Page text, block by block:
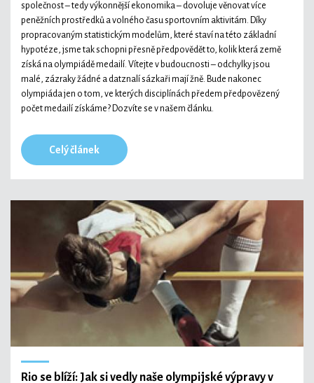
společnost – tedy výkonnější ekonomika – dovoluje věnovat více
peněžních prostředků a volného času sportovním aktivitám. Díky
propracovaným statistickým modelům, které staví na této základní
hypotéze, jsme tak schopni přesně předpovědět to, kolik která země
získá na olympiádě medailí. Vítejte v budoucnosti – odchylky jsou
malé, zázraky žádné a datznalí sázkaři mají žně. Bude nakonec
olympiáda jen o tom, ve kterých disciplínách předem předpovězený
počet medailí získáme? Dozvíte se v našem článku.
Celý článek
Rio se blíží: Jak si vedly naše olympijské výpravy v